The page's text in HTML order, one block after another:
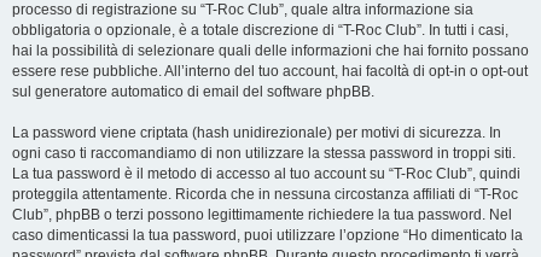
processo di registrazione su “T-Roc Club”, quale altra informazione sia
obbligatoria o opzionale, è a totale discrezione di “T-Roc Club”. In tutti i casi,
hai la possibilità di selezionare quali delle informazioni che hai fornito possano
essere rese pubbliche. All’interno del tuo account, hai facoltà di opt-in o opt-out
sul generatore automatico di email del software phpBB.
La password viene criptata (hash unidirezionale) per motivi di sicurezza. In
ogni caso ti raccomandiamo di non utilizzare la stessa password in troppi siti.
La tua password è il metodo di accesso al tuo account su “T-Roc Club”, quindi
proteggila attentamente. Ricorda che in nessuna circostanza affiliati di “T-Roc
Club”, phpBB o terzi possono legittimamente richiedere la tua password. Nel
caso dimenticassi la tua password, puoi utilizzare l’opzione “Ho dimenticato la